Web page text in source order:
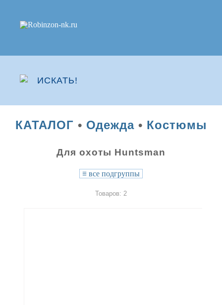
КАТАЛОГ • Одежда• Костюмы
Для охоты Huntsman
≡ все подгруппы
Товаров: 2